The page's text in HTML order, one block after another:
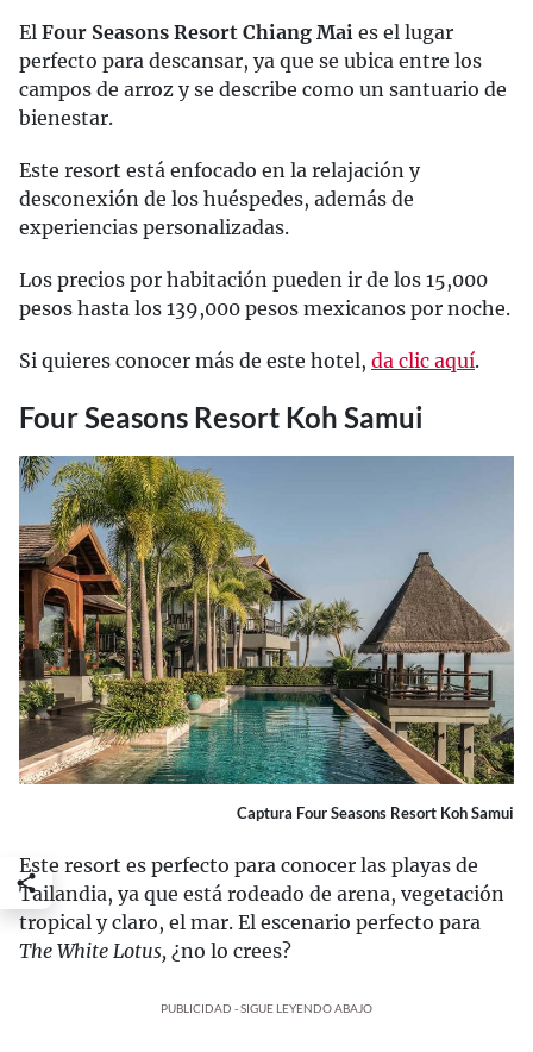
El Four Seasons Resort Chiang Mai es el lugar
perfecto para descansar, ya que se ubica entre los
campos de arroz y se describe como un santuario de
bienestar.
Este resort está enfocado en la relajación y
desconexión de los huéspedes, además de
experiencias personalizadas.
Los precios por habitación pueden ir de los 15,000
pesos hasta los 139,000 pesos mexicanos por noche.
Si quieres conocer más de este hotel, da clic aquí.
Four Seasons Resort Koh Samui
Captura Four Seasons Resort Koh Samui
Este resort es perfecto para conocer las playas de
Tailandia, ya que está rodeado de arena, vegetación
tropical y claro, el mar. El escenario perfecto para
The White Lotus, ¿no lo crees?
PUBLICIDAD - SIGUE LEYENDO ABAJO